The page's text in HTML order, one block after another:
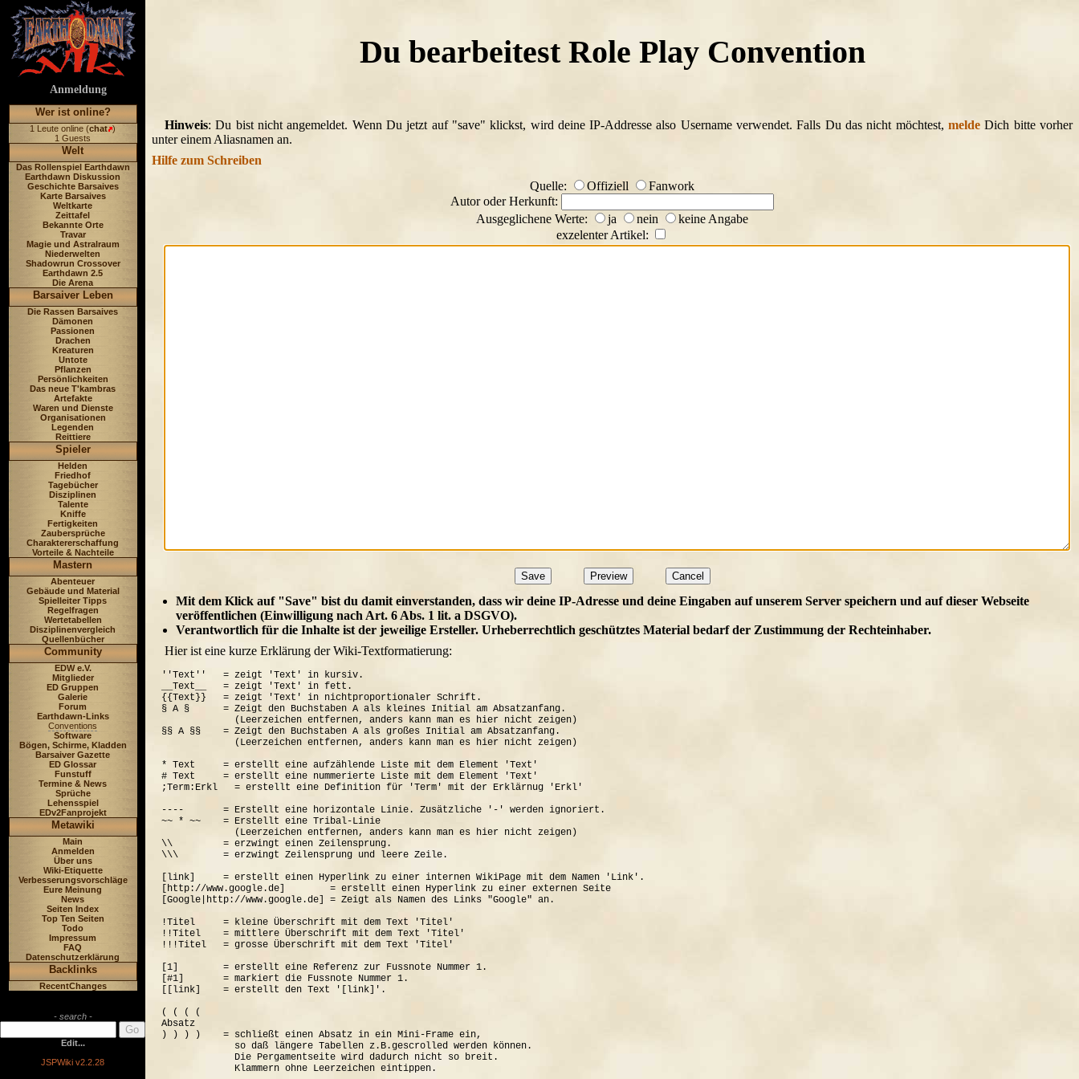
Anmeldung
Wer ist online?
1 Leute online (chat )
1 Guests
Welt
Das Rollenspiel Earthdawn
Earthdawn Diskussion
Geschichte Barsaives
Karte Barsaives
Weltkarte
Zeittafel
Bekannte Orte
Travar
Magie und Astralraum
Niederwelten
Shadowrun Crossover
Earthdawn 2.5
Die Arena
Barsaiver Leben
Die Rassen Barsaives
Dämonen
Passionen
Drachen
Kreaturen
Untote
Pflanzen
Persönlichkeiten
Das neue T'kambras
Artefakte
Waren und Dienste
Organisationen
Legenden
Reittiere
Spieler
Helden
Friedhof
Tagebücher
Disziplinen
Talente
Kniffe
Fertigkeiten
Zaubersprüche
Charaktererschaffung
Vorteile & Nachteile
Mastern
Abenteuer
Gebäude und Material
Spielleiter Tipps
Regelfragen
Wertetabellen
Disziplinenvergleich
Quellenbücher
Community
EDW e.V.
Mitglieder
ED Gruppen
Galerie
Forum
Earthdawn-Links
Conventions
Software
Bögen, Schirme, Kladden
Barsaiver Gazette
ED Glossar
Funstuff
Termine & News
Sprüche
Lehensspiel
EDv2Fanprojekt
Metawiki
Main
Anmelden
Über uns
Wiki-Etiquette
Verbesserungsvorschläge
Eure Meinung
News
Seiten Index
Top Ten Seiten
Todo
Impressum
FAQ
Datenschutzerklärung
Backlinks
RecentChanges
- search -
Edit...
JSPWiki v2.2.28
Du bearbeitest Role Play Convention
Hinweis: Du bist nicht angemeldet. Wenn Du jetzt auf "save" klickst, wird deine IP-Addresse also Username verwendet. Falls Du das nicht möchtest,melde Dich bitte vorher
unter einem Aliasnamen an.
Hilfe zum Schreiben
Quelle:
Offiziell
Fanwork
Autor oder Herkunft:
Ausgeglichene Werte:
ja nein
keine Angabe
exzelenter Artikel:
Mit dem Klick auf "Save" bist du damit einverstanden, dass wir deine IP-Adresse und deine Eingaben auf unserem Server speichern und auf dieser Webseite
veröffentlichen (Einwilligung nach Art. 6 Abs. 1 lit. a DSGVO).
Verantwortlich für die Inhalte ist der jeweilige Ersteller. Urheberrechtlich geschütztes Material bedarf der Zustimmung der Rechteinhaber.
Hier ist eine kurze Erklärung der Wiki-Textformatierung:
''Text''   = zeigt 'Text' in kursiv.
__Text__   = zeigt 'Text' in fett.
{{Text}}   = zeigt 'Text' in nichtproportionaler Schrift.
§ A §      = Zeigt den Buchstaben A als kleines Initial am Absatzanfang.
             (Leerzeichen entfernen, anders kann man es hier nicht zeigen)
§§ A §§    = Zeigt den Buchstaben A als großes Initial am Absatzanfang.
             (Leerzeichen entfernen, anders kann man es hier nicht zeigen)
* Text     = erstellt eine aufzählende Liste mit dem Element 'Text'
# Text     = erstellt eine nummerierte Liste mit dem Element 'Text'
;Term:Erkl   = erstellt eine Definition für 'Term' mit der Erklärnug 'Erkl'
----       = Erstellt eine horizontale Linie. Zusätzliche '-' werden ignoriert.
~~ * ~~    = Erstellt eine Tribal-Linie
             (Leerzeichen entfernen, anders kann man es hier nicht zeigen)
\\         = erzwingt einen Zeilensprung.
\\\        = erzwingt Zeilensprung und leere Zeile.
[link]     = erstellt einen Hyperlink zu einer internen WikiPage mit dem Namen 'Link'.
[http://www.google.de]        = erstellt einen Hyperlink zu einer externen Seite
[Google|http://www.google.de] = Zeigt als Namen des Links "Google" an.
!Titel     = kleine Überschrift mit dem Text 'Titel'
!!Titel    = mittlere Überschrift mit dem Text 'Titel'
!!!Titel   = grosse Überschrift mit dem Text 'Titel'
[1]        = erstellt eine Referenz zur Fussnote Nummer 1.
[#1]       = markiert die Fussnote Nummer 1.
[[link]    = erstellt den Text '[link]'.
( ( ( (
Absatz
) ) ) )    = schließt einen Absatz in ein Mini-Frame ein,
             so daß längere Tabellen z.B.gescrolled werden können.
             Die Pergamentseite wird dadurch nicht so breit.